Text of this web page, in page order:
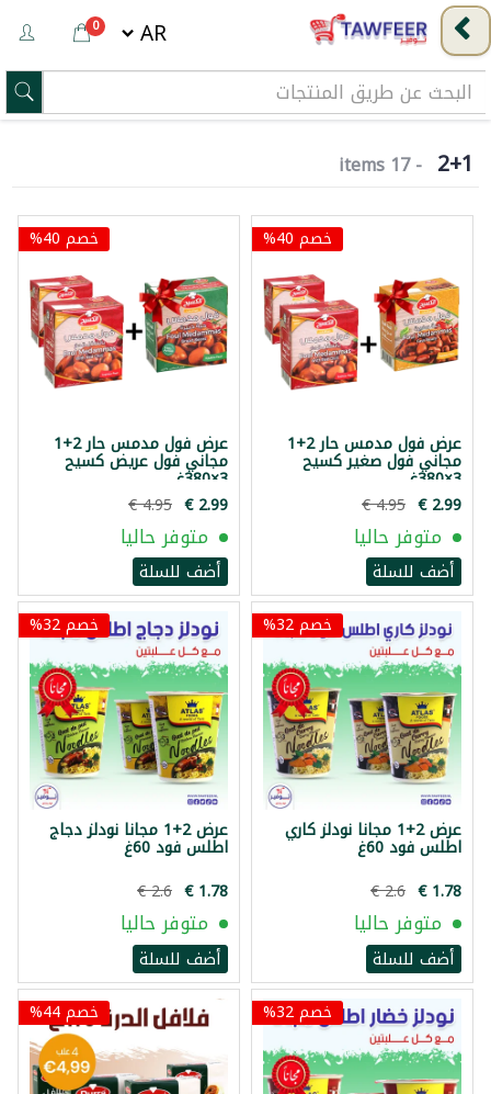
0
2+1
- 17 items
خصم 40%
عرض فول مدمس حار 2+1
مجاني فول صغير كسيح
3×380غ
متوفر حاليا
أضف للسلة
خصم 40%
عرض فول مدمس حار 2+1
مجاني فول عريض كسيح
3×380غ
متوفر حاليا
أضف للسلة
خصم 32%
عرض 2+1 مجانا نودلز كاري
اطلس فود 60غ
متوفر حاليا
أضف للسلة
خصم 32%
عرض 2+1 مجانا نودلز دجاج
اطلس فود 60غ
متوفر حاليا
أضف للسلة
خصم 32% خصم 44%